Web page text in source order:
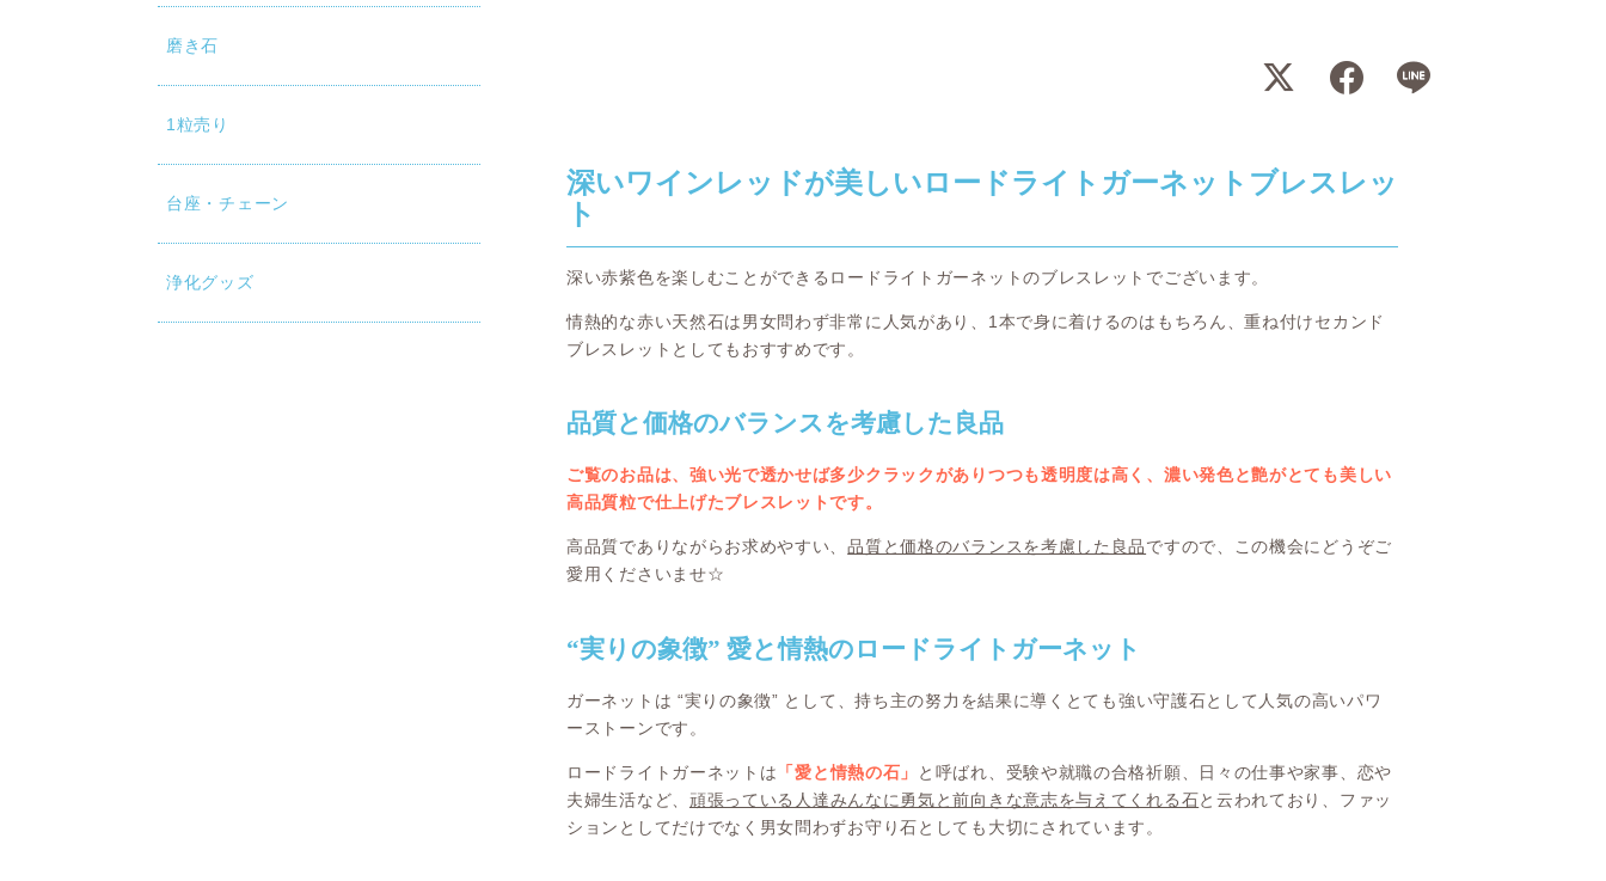
磨き石
1粒売り
台座・チェーン
浄化グッズ
深いワインレッドが美しいロードライトガーネットブレスレッ
ト
深い赤紫色を楽しむことができるロードライトガーネットのブレスレットでございます。
情熱的な赤い天然石は男女問わず非常に人気があり、1本で身に着けるのはもちろん、重ね付けセカンド
ブレスレットとしてもおすすめです。
品質と価格のバランスを考慮した良品
ご覧のお品は、強い光で透かせば多少クラックがありつつも透明度は高く、濃い発色と艶がとても美しい
高品質粒で仕上げたブレスレットです。
高品質でありながらお求めやすい、品質と価格のバランスを考慮した良品ですので、この機会にどうぞご
愛用くださいませ☆
“実りの象徴” 愛と情熱のロードライトガーネット
ガーネットは “実りの象徴” として、持ち主の努力を結果に導くとても強い守護石として人気の高いパワ
ーストーンです。
ロードライトガーネットは 「愛と情熱の石」
と呼ばれ、受験や就職の合格祈願、日々の仕事や家事、恋や
夫婦生活など、 頑張っている人達みんなに勇気と前向きな意志を与えてくれる石と云われており、ファッ
ションとしてだけでなく男女問わずお守り石としても大切にされています。